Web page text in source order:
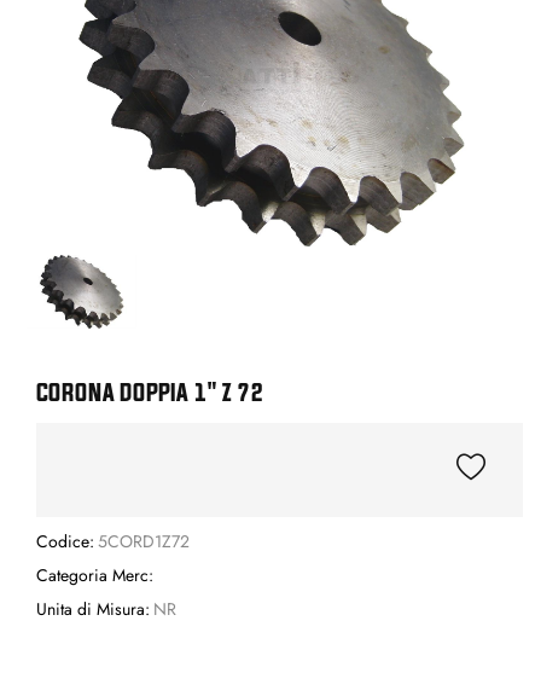
CORONA DOPPIA 1" Z 72
Codice: 5CORD1Z72
Categoria Merc:
Unita di Misura: NR